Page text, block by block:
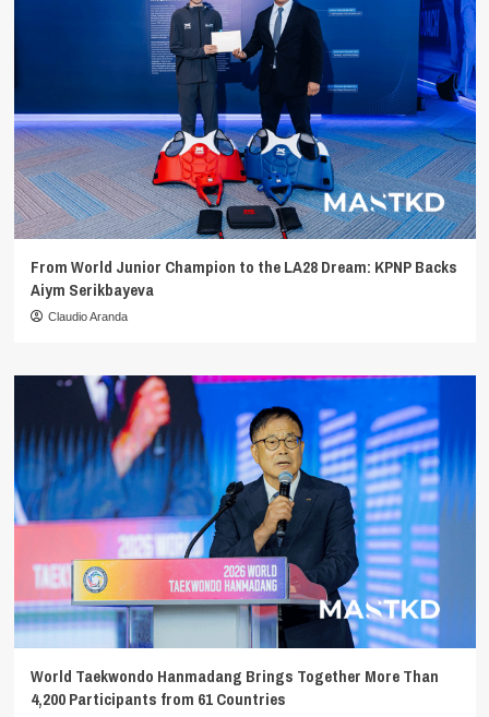
From World Junior Champion to the LA28 Dream: KPNP Backs
Aiym Serikbayeva
Claudio Aranda
World Taekwondo Hanmadang Brings Together More Than
4,200 Participants from 61 Countries